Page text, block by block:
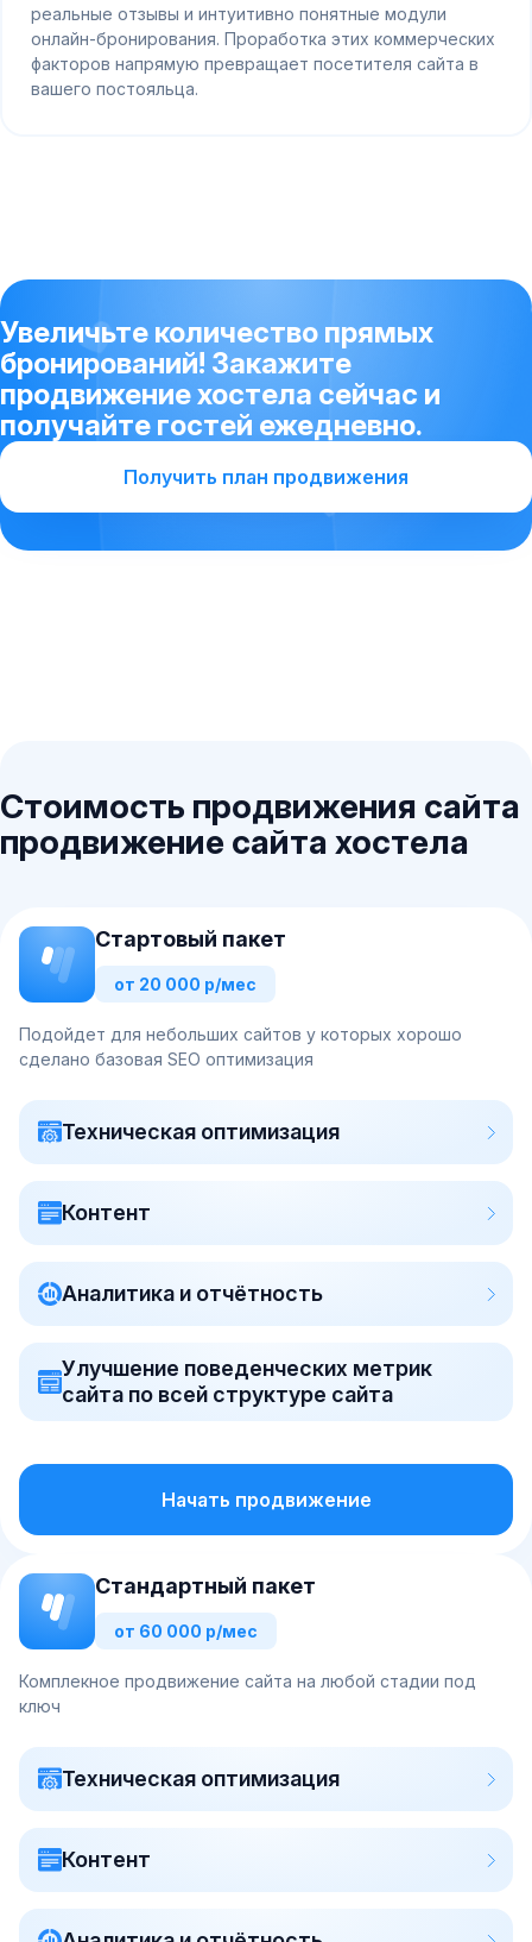
реальные отзывы и интуитивно понятные модули
онлайн-бронирования. Проработка этих коммерческих
факторов напрямую превращает посетителя сайта в
вашего постояльца.
Увеличьте количество прямых
бронирований! Закажите
продвижение хостела сейчас и
получайте гостей ежедневно.
Получить план продвижения
Стоимость продвижения сайта
продвижение сайта хостела
Стартовый пакет
от 20 000 р/мес
Подойдет для небольших сайтов у которых хорошо
сделано базовая SEO оптимизация
Техническая оптимизация
Контент
Аналитика и отчётность
Улучшение поведенческих метрик
сайта по всей структуре сайта
Начать продвижение
Стандартный пакет
от 60 000 р/мес
Комплекное продвижение сайта на любой стадии под
ключ
Техническая оптимизация
Контент